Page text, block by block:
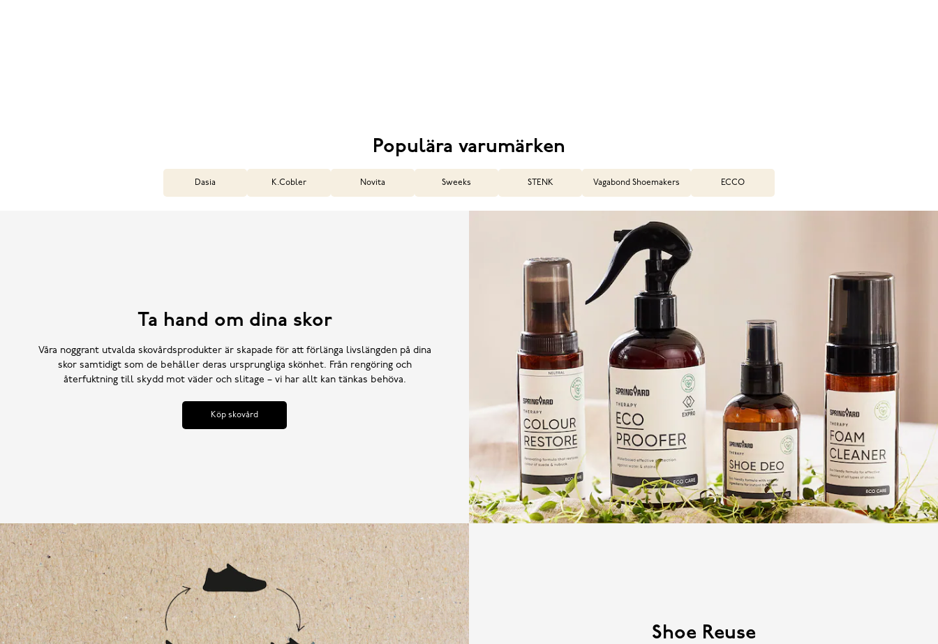
Populära varumärken
Dasia K.Cobler Novita Sweeks STENK Vagabond Shoemakers ECCO
Ta hand om dina skor
Våra noggrant utvalda skovårdsprodukter är skapade för att förlänga livslängden på dina
skor samtidigt som de behåller deras ursprungliga skönhet. Från rengöring och
återfuktning till skydd mot väder och slitage – vi har allt kan tänkas behöva.
Köp skovård
Shoe Reuse